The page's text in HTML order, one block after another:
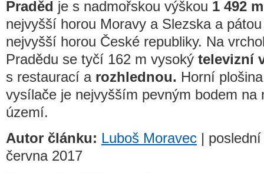
Praděd je s nadmořskou výškou 1 492 m
nejvyšší horou Moravy a Slezska a pátou
nejvyšší horou České republiky. Na
Pradědu se tyčí 162 m vysoký televizní
s restaurací a rozhlednou. Horní plošina
vysílače je nejvyšším pevným bodem na
území.
Autor článku: Luboš Moravec |
června 2017